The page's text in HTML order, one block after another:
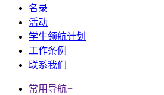
名录
活动
学生领航计划
工作条例
联系我们
常用导航+